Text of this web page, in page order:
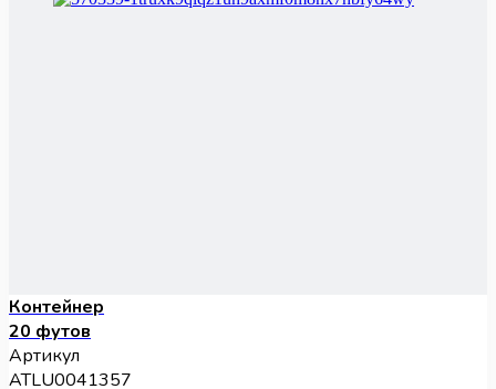
Контейнер
20 футов
Артикул
ATLU0041357